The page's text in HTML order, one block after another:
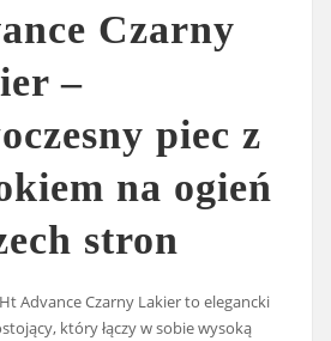
Czarny
–
piec z
na ogień
stron
Advance Czarny Lakier to elegancki
który łączy w sobie wysoką